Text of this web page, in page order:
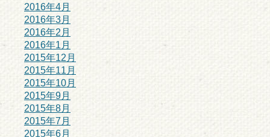
2016年4月
2016年3月
2016年2月
2016年1月
2015年12月
2015年11月
2015年10月
2015年9月
2015年8月
2015年7月
2015年6月